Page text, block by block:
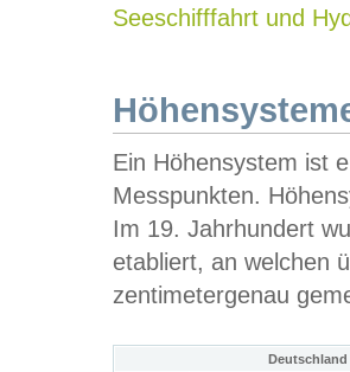
Seeschifffahrt und
Ein Höhensystem ist
Messpunkten.
Im 19. Jahrhundert
etabliert, an welchen
zentimetergenau